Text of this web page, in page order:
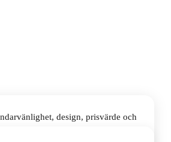
design, prisvärde och